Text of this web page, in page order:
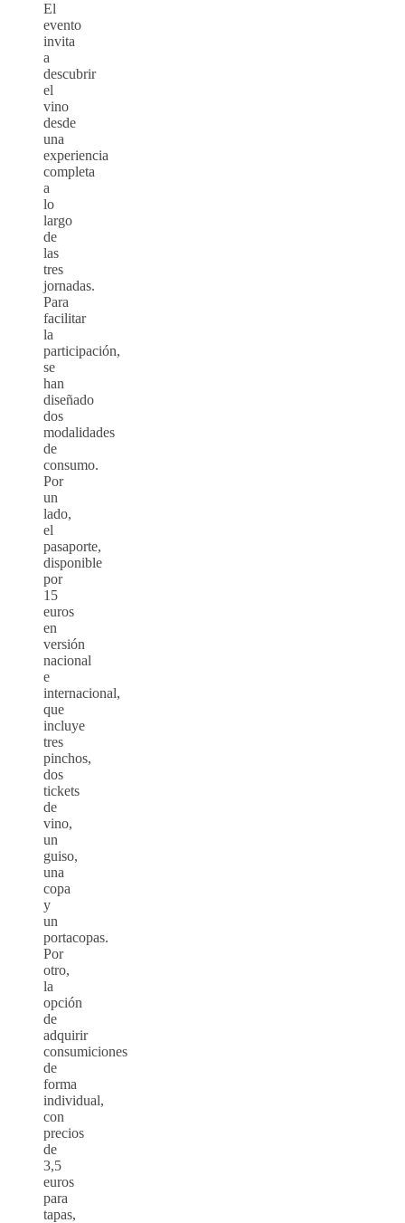
El
evento
invita
a
descubrir
el
vino
desde
una
experiencia
completa
a
lo
largo
de
las
tres
jornadas.
Para
facilitar
la
participación,
se
han
diseñado
dos
modalidades
de
consumo.
Por
un
lado,
el
pasaporte,
disponible
por
15
euros
en
versión
nacional
e
internacional,
que
incluye
tres
pinchos,
dos
tickets
de
vino,
un
guiso,
una
copa
y
un
portacopas.
Por
otro,
la
opción
de
adquirir
consumiciones
de
forma
individual,
con
precios
de
3,5
euros
para
tapas,